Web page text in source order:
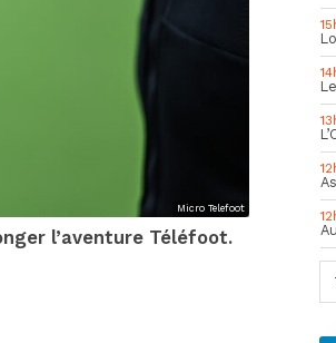
Micro Telefoot
l’aventure Téléfoot.